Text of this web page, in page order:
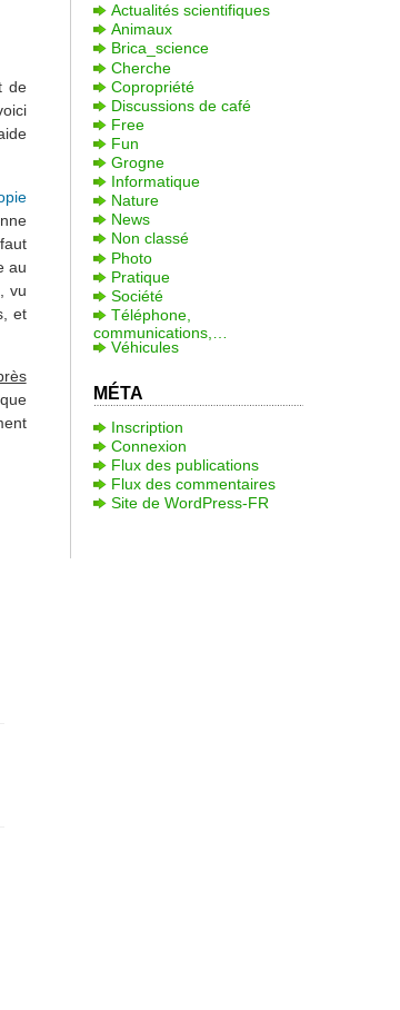
de
au
vu
et
Actualités scientifiques
Animaux
Brica_science
Cherche
Copropriété
Discussions de café
Free
Fun
Grogne
Informatique
Nature
News
Non classé
Photo
Pratique
Société
Téléphone,
communications,…
Véhicules
MÉTA
Inscription
Connexion
Flux des publications
Flux des commentaires
Site de WordPress-FR